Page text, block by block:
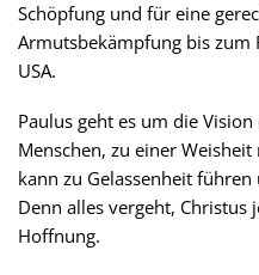
Schöpfung und für eine
Armutsbekämpfung bis
USA.
Paulus geht es um die
Menschen, zu einer
kann zu Gelassenheit
Denn alles vergeht, Christus
Hoffnung.